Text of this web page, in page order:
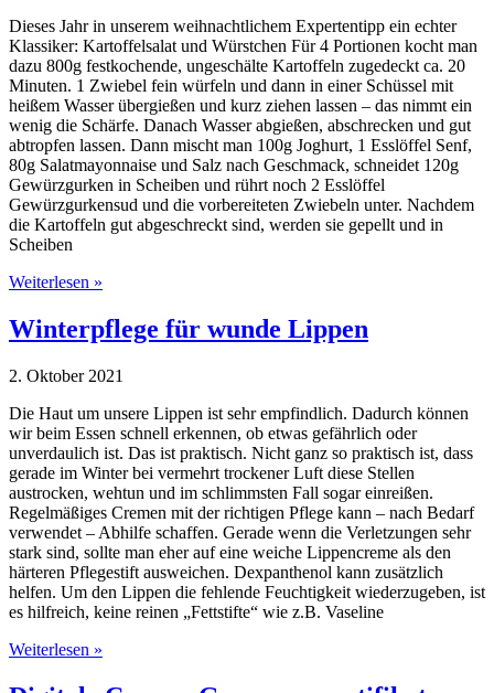
Dieses Jahr in unserem weihnachtlichem Expertentipp ein echter
Klassiker: Kartoffelsalat und Würstchen Für 4 Portionen kocht man
dazu 800g festkochende, ungeschälte Kartoffeln zugedeckt ca. 20
Minuten. 1 Zwiebel fein würfeln und dann in einer Schüssel mit
heißem Wasser übergießen und kurz ziehen lassen – das nimmt ein
wenig die Schärfe. Danach Wasser abgießen, abschrecken und gut
abtropfen lassen. Dann mischt man 100g Joghurt, 1 Esslöffel Senf,
80g Salatmayonnaise und Salz nach Geschmack, schneidet 120g
Gewürzgurken in Scheiben und rührt noch 2 Esslöffel
Gewürzgurkensud und die vorbereiteten Zwiebeln unter. Nachdem
die Kartoffeln gut abgeschreckt sind, werden sie gepellt und in
Scheiben
Weiterlesen »
Winterpflege für wunde Lippen
2. Oktober 2021
Die Haut um unsere Lippen ist sehr empfindlich. Dadurch können
wir beim Essen schnell erkennen, ob etwas gefährlich oder
unverdaulich ist. Das ist praktisch. Nicht ganz so praktisch ist, dass
gerade im Winter bei vermehrt trockener Luft diese Stellen
austrocken, wehtun und im schlimmsten Fall sogar einreißen.
Regelmäßiges Cremen mit der richtigen Pflege kann – nach Bedarf
verwendet – Abhilfe schaffen. Gerade wenn die Verletzungen sehr
stark sind, sollte man eher auf eine weiche Lippencreme als den
härteren Pflegestift ausweichen. Dexpanthenol kann zusätzlich
helfen. Um den Lippen die fehlende Feuchtigkeit wiederzugeben, ist
es hilfreich, keine reinen „Fettstifte“ wie z.B. Vaseline
Weiterlesen »